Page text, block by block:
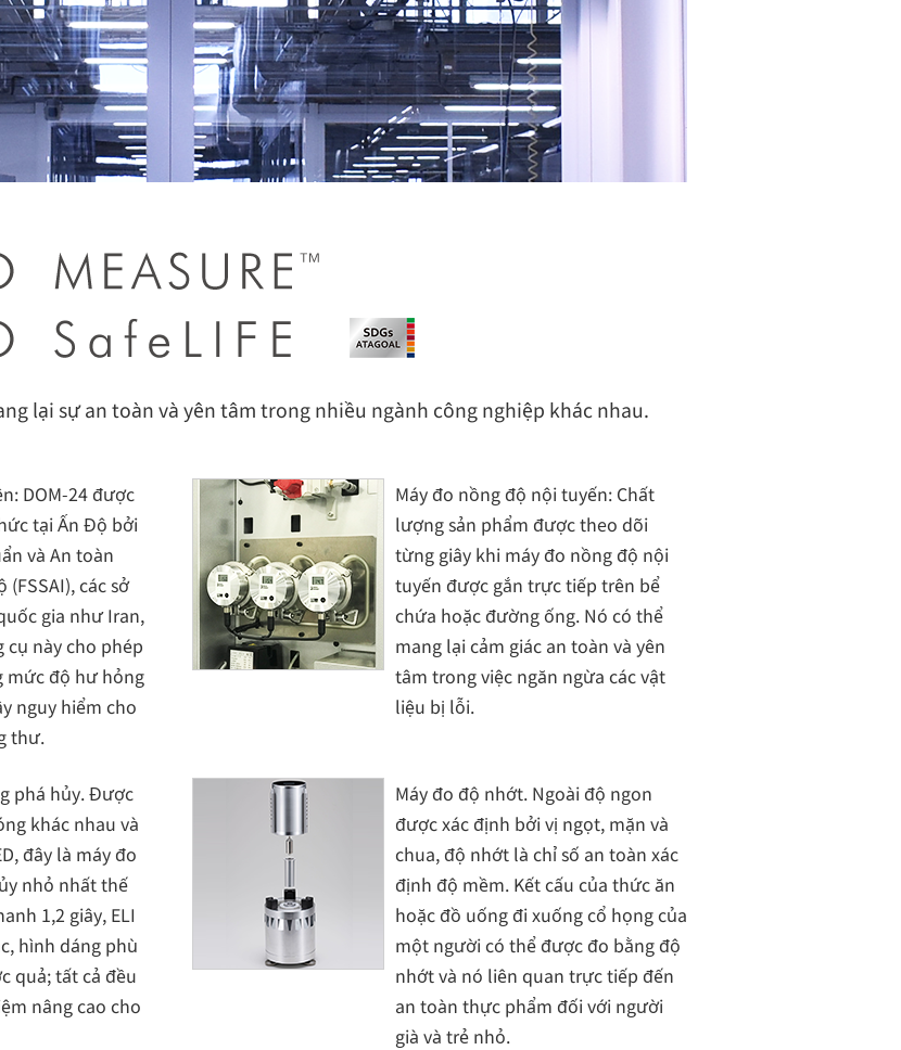
lại sự an toàn và yên tâm trong nhiều ngành công nghiệp khác nhau.
DOM-24 được
tại Ấn Độ bởi
và An toàn
các sở
gia như Iran,
cụ này cho phép
mức độ hư hỏng
nguy hiểm cho
thư.
Máy đo nồng độ nội tuyến: Chất
lượng sản phẩm được theo dõi
từng giây khi máy đo nồng độ nội
tuyến được gắn trực tiếp trên bể
chứa hoặc đường ống. Nó có thể
mang lại cảm giác an toàn và yên
tâm trong việc ngăn ngừa các vật
liệu bị lỗi.
phá hủy. Được
khác nhau và
đây là máy đo
nhỏ nhất thế
1,2 giây, ELI
hình dáng phù
quả; tất cả đều
nâng cao cho
Máy đo độ nhớt. Ngoài độ ngon
được xác định bởi vị ngọt, mặn và
chua, độ nhớt là chỉ số an toàn xác
định độ mềm. Kết cấu của thức ăn
hoặc đồ uống đi xuống cổ họng của
một người có thể được đo bằng độ
nhớt và nó liên quan trực tiếp đến
an toàn thực phẩm đối với người
già và trẻ nhỏ.